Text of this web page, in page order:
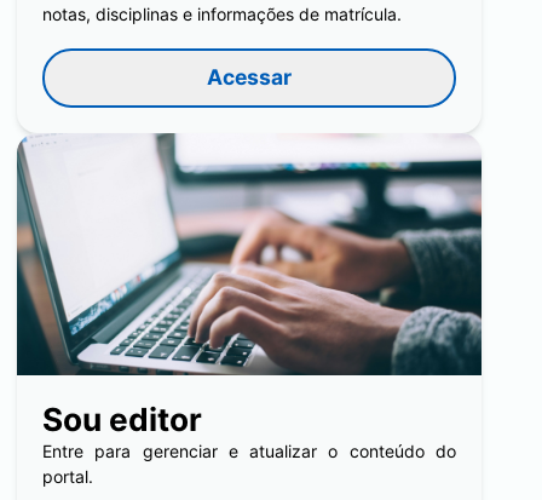
notas, disciplinas e informações de matrícula.
Acessar
Sou editor
Entre para gerenciar e atualizar o conteúdo do
portal.